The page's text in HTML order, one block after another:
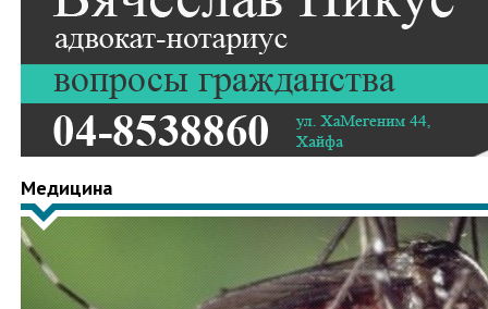
Медицина